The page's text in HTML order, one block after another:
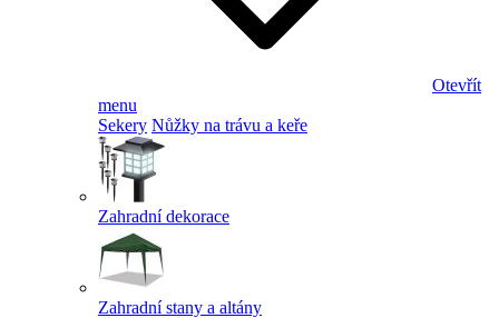
Otevřít
menu
Sekery Nůžky na trávu a keře
Zahradní dekorace
Zahradní stany a altány